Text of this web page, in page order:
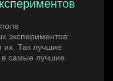
экспериментов:
Так лучшие
самые лучшие.